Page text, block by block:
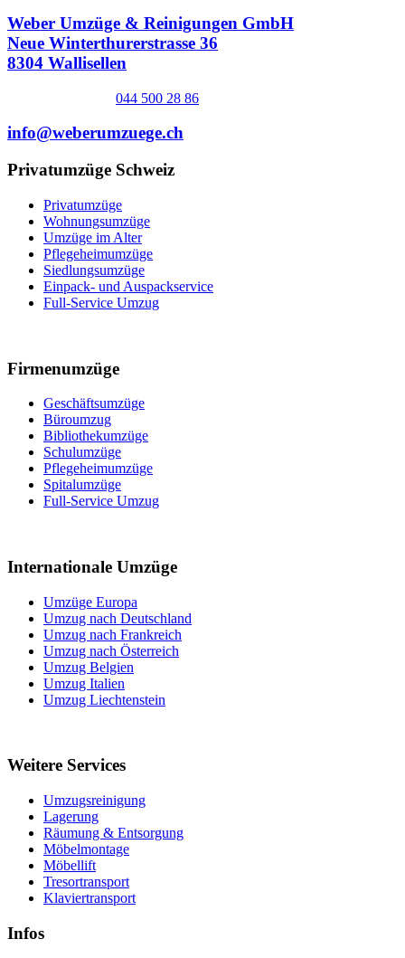
Weber Umzüge & Reinigungen GmbH
Neue Winterthurerstrasse 36
8304 Wallisellen
044 500 28 86
info@weberumzuege.ch
Privatumzüge Schweiz
Privatumzüge
Wohnungsumzüge
Umzüge im Alter
Pflegeheimumzüge
Siedlungsumzüge
Einpack- und Auspackservice
Full-Service Umzug
Firmenumzüge
Geschäftsumzüge
Büroumzug
Bibliothekumzüge
Schulumzüge
Pflegeheimumzüge
Spitalumzüge
Full-Service Umzug
Internationale Umzüge
Umzüge Europa
Umzug nach Deutschland
Umzug nach Frankreich
Umzug nach Österreich
Umzug Belgien
Umzug Italien
Umzug Liechtenstein
Weitere Services
Umzugsreinigung
Lagerung
Räumung & Entsorgung
Möbelmontage
Möbellift
Tresortransport
Klaviertransport
Infos